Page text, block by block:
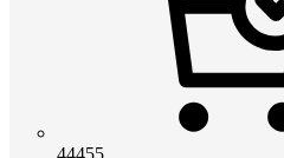
44455